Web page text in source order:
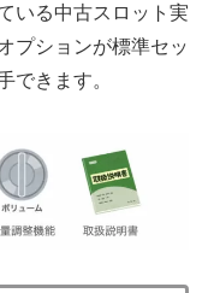
いる中古スロット実
プションが標準セッ
できます。